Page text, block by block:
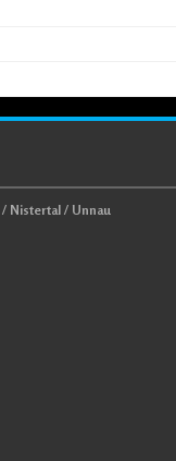
Nistertal / Unnau